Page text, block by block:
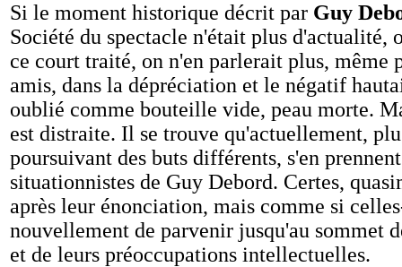
Si le moment historique décrit par Guy
Société du spectacle n'était plus d'actualité,
ce court traité, on n'en parlerait plus, même
amis, dans la dépréciation et le négatif
oublié comme bouteille vide, peau morte.
est distraite. Il se trouve qu'actuellement,
poursuivant des buts différents, s'en
situationnistes de Guy Debord. Certes,
après leur énonciation, mais comme si
nouvellement de parvenir jusqu'au sommet
et de leurs préoccupations intellectuelles.